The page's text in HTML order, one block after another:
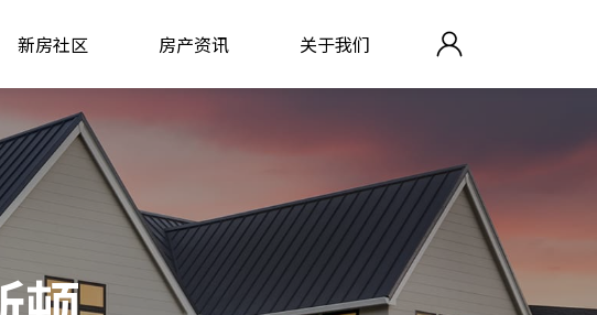
新房社区 房产资讯 关于我们